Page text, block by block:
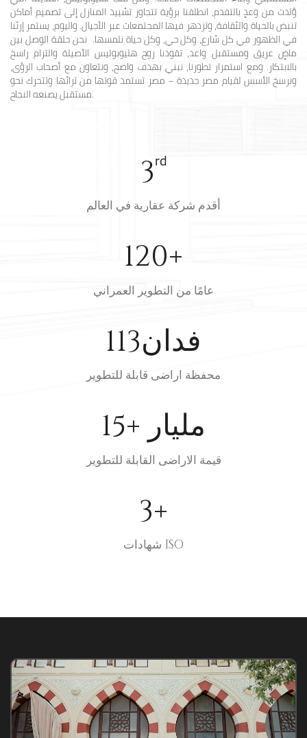
وُلدت من وعدٍ بالتقدم، انطلقنا برؤية تتجاوز تشييد المنازل إلى تصميم أماكن
تنبض بالحياة والثقافة، وتزدهر فيها المجتمعات عبر الأجيال. واليوم، يستمر إرثنا
في الظهور في كل شارع، وكل حي، وكل حياة نلمسها. نحن حلقة الوصل بين
ماضٍ عريق ومستقبل واعد، تقودنا روح هليوبوليس الأصيلة والتزام راسخ
بالابتكار. ومع استمرار تطورنا، نبني بهدف واضح، ونتعاون مع أصحاب الرؤى،
ونرسخ الأسس لقيام مصر جديدة – مصر تستمد قوتها من تراثها وتتحرك نحو
مستقبل يصنعه النجاح.
3rd
أقدم شركة عقارية في العالم
120+
عامًا من التطوير العمراني
145فدان
محفظة اراضى قابلة للتطوير
15 + مليار
قيمة الاراضى القابلة للتطوير
3+
شهادات ISO